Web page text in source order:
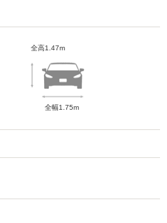
全高1.47m
全幅1.75m